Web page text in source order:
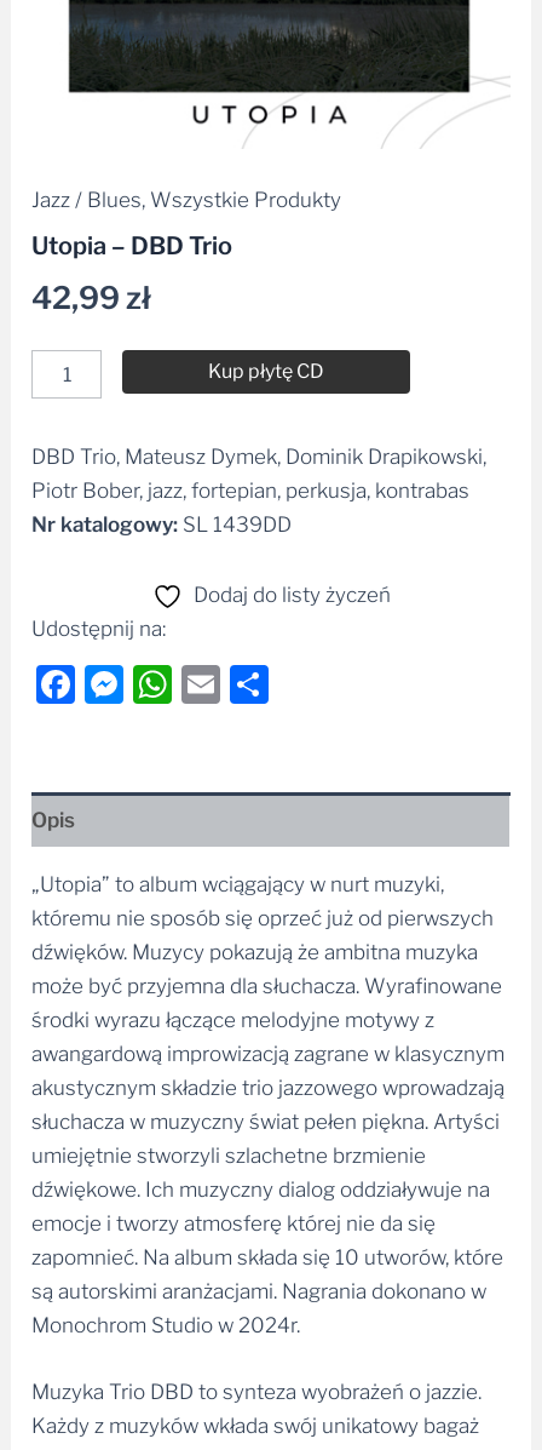
Jazz / Blues, Wszystkie Produkty
Utopia – DBD Trio
42,99zł
Kup płytę CD
Alternative:
DBD Trio, Mateusz Dymek, Dominik Drapikowski,
Piotr Bober, jazz, fortepian, perkusja, kontrabas
Nr katalogowy: SL 1439DD
Dodaj do listy życzeń
Udostępnij na:
Facebook
Messenger
WhatsApp
Email
Opis
„Utopia” to album wciągający w nurt muzyki,
któremu nie sposób się oprzeć już od pierwszych
dźwięków. Muzycy pokazują że ambitna muzyka
może być przyjemna dla słuchacza. Wyrafinowane
środki wyrazu łączące melodyjne motywy z
awangardową improwizacją zagrane w klasycznym
akustycznym składzie trio jazzowego wprowadzają
słuchacza w muzyczny świat pełen piękna. Artyści
umiejętnie stworzyli szlachetne brzmienie
dźwiękowe. Ich muzyczny dialog oddziaływuje na
emocje i tworzy atmosferę której nie da się
zapomnieć. Na album składa się 10 utworów, które
są autorskimi aranżacjami. Nagrania dokonano w
Monochrom Studio w 2024r.
Muzyka Trio DBD to synteza wyobrażeń o jazzie.
Każdy z muzyków wkłada swój unikatowy bagaż